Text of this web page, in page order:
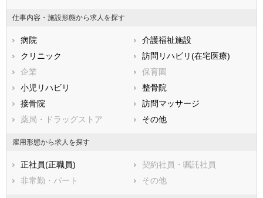
香川県
高知県
福岡県
長崎県
熊本県
鹿児島県
仕事内容・施設形態から求人を探す
病院
介護福祉施設
クリニック
訪問リハビリ(在宅医療)
企業
保育園
小児リハビリ
整骨院
接骨院
訪問マッサージ
薬局・ドラッグストア
その他
雇用形態から求人を探す
正社員(正職員)
契約社員・嘱託社員
非常勤・パート
その他